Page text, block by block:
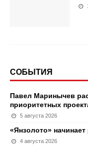
СОБЫТИЯ
Павел Маринычев
приоритетных
5 августа 2026
«Янзолото»
4 августа 2026